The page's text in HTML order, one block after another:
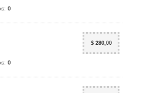
0
$ 280,00
0